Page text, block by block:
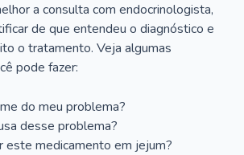
a consulta com endocrinologista,
de que entendeu o diagnóstico e
o tratamento. Veja algumas
pode fazer:
do meu problema?
desse problema?
este medicamento em jejum?